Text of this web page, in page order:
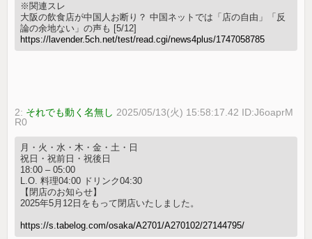
※関連スレ
大阪の飲食店が中国人お断り？ 中国ネットでは「店の自由」「反
論の余地ない」の声も [5/12]
https://lavender.5ch.net/test/read.cgi/news4plus/1747058785
2: それでも動く名無し 2025/05/13(火) 15:58:17.42 ID:J6oaprM
R0
月・火・水・木・金・土・日
祝日・祝前日・祝後日
18:00 – 05:00
L.O. 料理04:00 ドリンク04:30
【閉店のお知らせ】
2025年5月12日をもって閉店いたしました。
https://s.tabelog.com/osaka/A2701/A270102/27144795/